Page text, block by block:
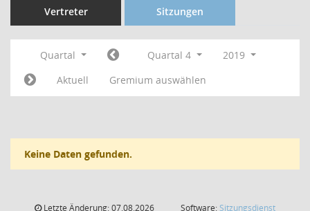
Vertreter Sitzungen
Quartal Quartal 4
2019
Aktuell
Gremium auswählen
Keine Daten gefunden.
Letzte Änderung: 07.08.2026
Software: Sitzungsdienst